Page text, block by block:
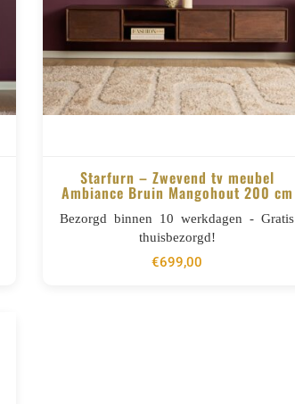
BESTELLEN
Starfurn – Zwevend tv meubel
Ambiance Bruin Mangohout 200 cm
Bezorgd binnen 10 werkdagen - Gratis
thuisbezorgd!
€699,00